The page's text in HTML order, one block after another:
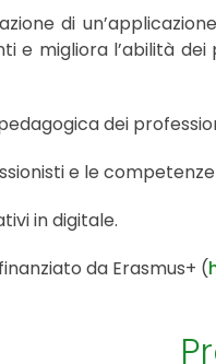
di
e migliora l’abilità
dei
e le
in digitale.
da Erasmus+ (